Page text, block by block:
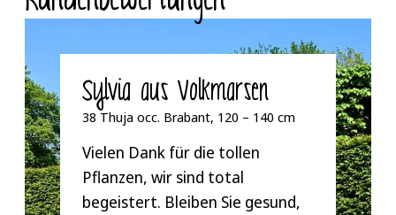
reduzieren.
besonders relevant für Regionen mit geringem
Sylvia aus Volkmarsen
38 Thuja occ. Brabant, 120 – 140 cm
Vielen Dank für die tollen
Pflanzen, wir sind total
begeistert. Bleiben Sie gesund,